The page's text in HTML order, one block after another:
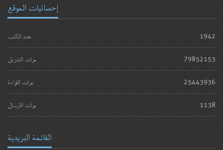
إحصائيات الموقع
عدد الكتب 1942
مرات التنزيل 79852153
مرات القراءة 25443936
مرات الارسال 1138
القائمة البريدية